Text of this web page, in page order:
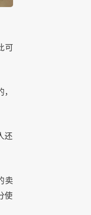
可
还
卖
使